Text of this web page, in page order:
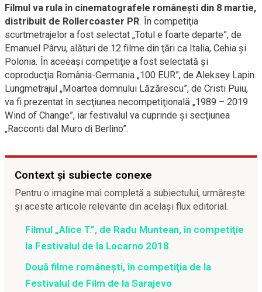
Filmul va rula în cinematografele româneşti din 8 martie,
distribuit de Rollercoaster PR. În competiţia
scurtmetrajelor a fost selectat „Totul e foarte departe”, de
Emanuel Pârvu, alături de 12 filme din ţări ca Italia, Cehia şi
Polonia. În aceeaşi competiţie a fost selectată şi
coproducţia România-Germania „100 EUR”, de Aleksey Lapin.
Lungmetrajul „Moartea domnului Lăzărescu”, de Cristi Puiu,
va fi prezentat în secţiunea necompetiţională „1989 – 2019
Wind of Change”, iar festivalul va cuprinde şi secţiunea
„Racconti dal Muro di Berlino”.
Context și subiecte conexe
Pentru o imagine mai completă a subiectului, urmărește
și aceste articole relevante din același flux editorial.
Filmul „Alice T.”, de Radu Muntean, în competiţie
la Festivalul de la Locarno 2018
Două filme româneşti, în competiţia de la
Festivalul de Film de la Sarajevo